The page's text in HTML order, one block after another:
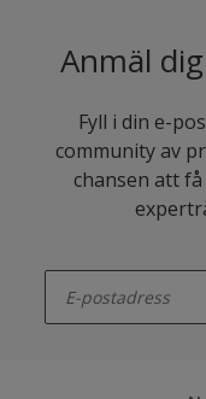
Anmäl
Fyll i din e-
community av
chansen att